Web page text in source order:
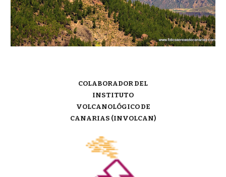
COLABORADOR DEL
INSTITUTO
VOLCANOLÓGICO DE
CANARIAS (INVOLCAN)